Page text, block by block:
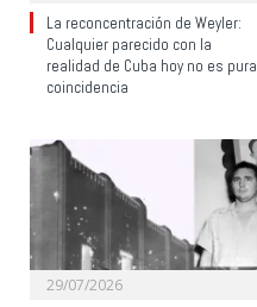
La reconcentración de Weyler:
Cualquier parecido con la
realidad de Cuba hoy no es pura
coincidencia
29/07/2026